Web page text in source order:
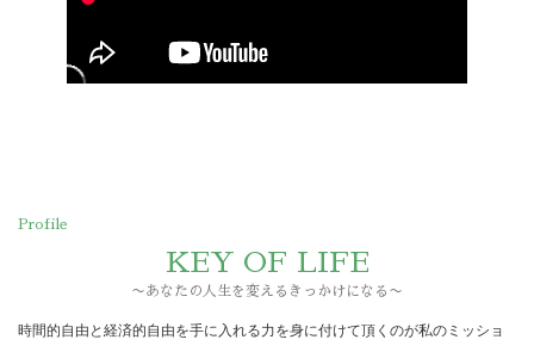
Profile
KEY OF LIFE
〜あなたの人生を変えるきっかけになる〜
時間的自由と経済的自由を手に入れる力を身に付けて頂くのが私のミッショ